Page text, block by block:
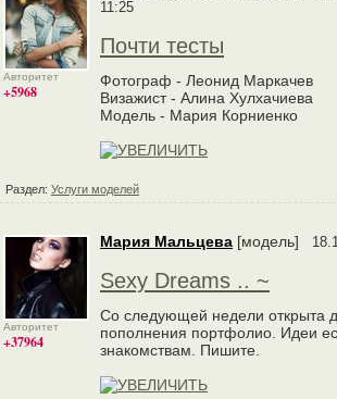
Авторитет
+5968
11:25
Почти тесты
Фотограф - Леонид Маркачев
Визажист - Алина Хулхачиева
Модель - Мария Корниенко
Раздел: Услуги моделей
Авторитет
+37964
Мария Мальцева [модель]
Sexy Dreams .. ~
Со следующей недели открыта
пополнения портфолио. Идеи
знакомствам. Пишите.